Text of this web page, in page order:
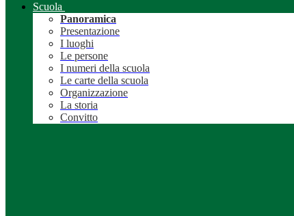
Scuola
Panoramica
Presentazione
I luoghi
Le persone
I numeri della scuola
Le carte della scuola
Organizzazione
La storia
Convitto